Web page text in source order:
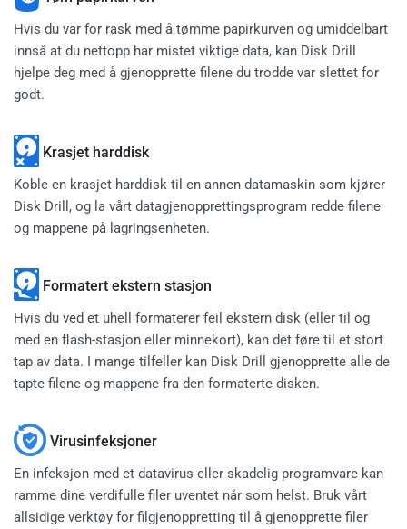
Hvis du var for rask med å tømme papirkurven og umiddelbart
innså at du nettopp har mistet viktige data, kan Disk Drill
hjelpe deg med å gjenopprette filene du trodde var slettet for
godt.
Krasjet harddisk
Koble en krasjet harddisk til en annen datamaskin som kjører
Disk Drill, og la vårt datagjenopprettingsprogram redde filene
og mappene på lagringsenheten.
Formatert ekstern stasjon
Hvis du ved et uhell formaterer feil ekstern disk (eller til og
med en flash-stasjon eller minnekort), kan det føre til et stort
tap av data. I mange tilfeller kan Disk Drill gjenopprette alle de
tapte filene og mappene fra den formaterte disken.
Virusinfeksjoner
En infeksjon med et datavirus eller skadelig programvare kan
ramme dine verdifulle filer uventet når som helst. Bruk vårt
allsidige verktøy for filgjenoppretting til å gjenopprette filer